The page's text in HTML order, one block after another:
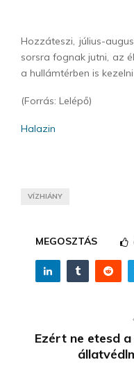
Hozzáteszi, július-
sorsra fognak jutni, az
a hullámtérben is
(Forrás: Lelépő)
Halazin
VÍZHIÁNY
MEGOSZTÁS
Ezért ne etesd